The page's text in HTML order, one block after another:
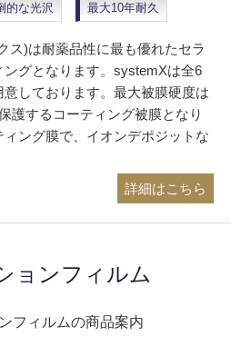
的な光沢 最大10年耐久
ス)は耐薬品性に最も優れたセラ
ングとなります。systemXは全6
しております。最大被膜硬度は
護するコーティング被膜となり
ング膜で、イオンデポジットな
詳細はこちら
ョンフィルム
フィルムの商品案内